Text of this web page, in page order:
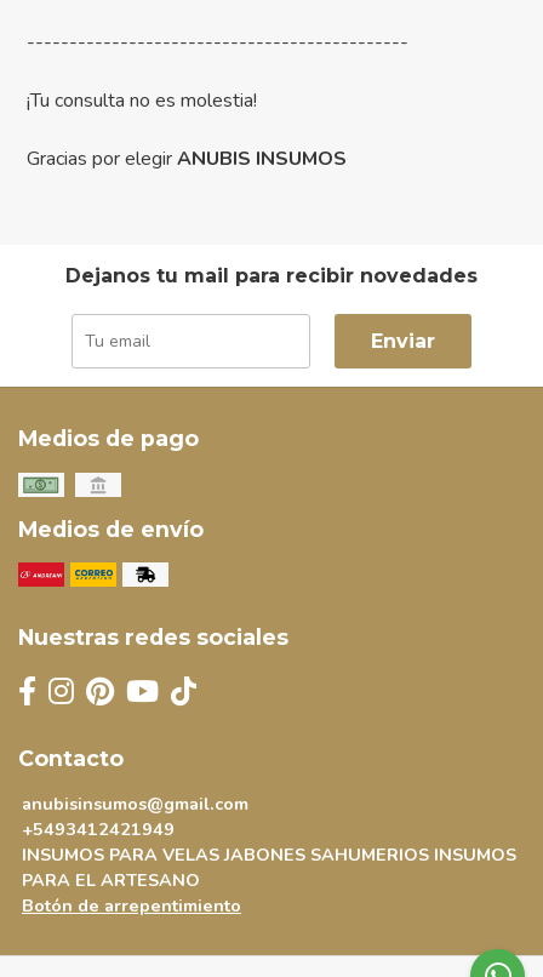
---------------------------------------------
¡Tu consulta no es molestia!
Gracias por elegirANUBIS INSUMOS
Dejanos tu mail para recibir novedades
Enviar
Medios de pago
Medios de envío
Nuestras redes sociales
Contacto
anubisinsumos@gmail.com
+5493412421949
INSUMOS PARA VELAS JABONES SAHUMERIOS INSUMOS
PARA EL ARTESANO
Botón de arrepentimiento